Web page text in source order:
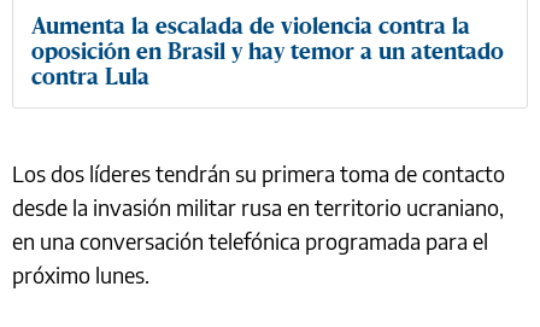
Aumenta la escalada de violencia contra la
oposición en Brasil y hay temor a un atentado
contra Lula
Los dos líderes tendrán su primera toma de contacto
desde la invasión militar rusa en territorio ucraniano,
en una conversación telefónica programada para el
próximo lunes.